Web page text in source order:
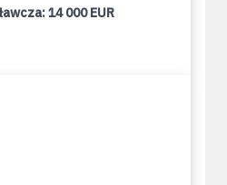
14 000 EUR